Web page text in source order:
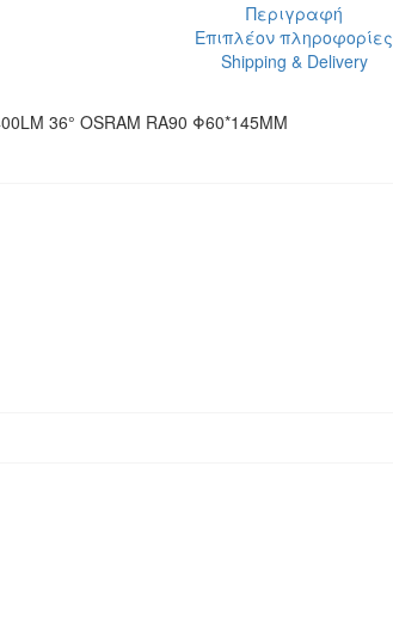
Περιγραφή
Επιπλέον πληροφορίες
Shipping & Delivery
36° OSRAM RA90 Φ60*145MM